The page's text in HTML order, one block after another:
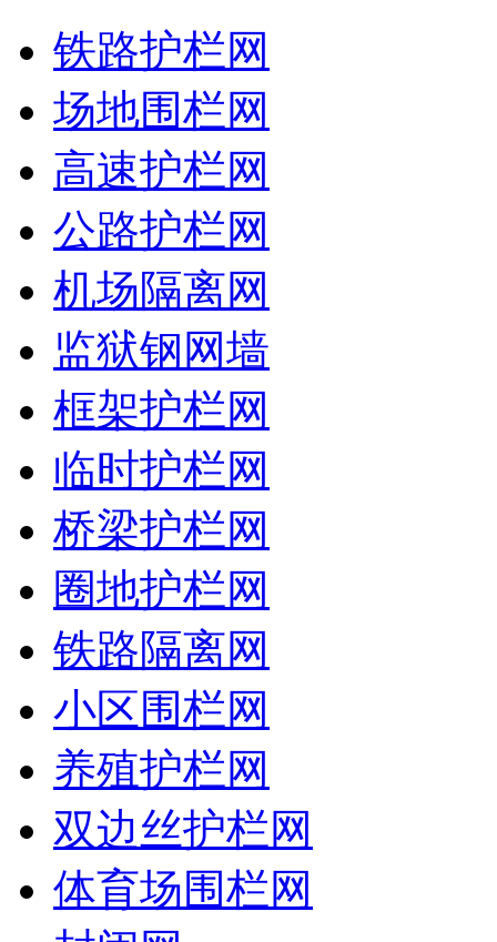
铁路护栏网
场地围栏网
高速护栏网
公路护栏网
机场隔离网
监狱钢网墙
框架护栏网
临时护栏网
桥梁护栏网
圈地护栏网
铁路隔离网
小区围栏网
养殖护栏网
双边丝护栏网
体育场围栏网